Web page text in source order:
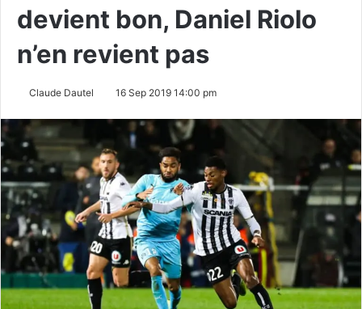
devient bon, Daniel Riolo
n’en revient pas
Claude Dautel 16 Sep 2019 14:00 pm